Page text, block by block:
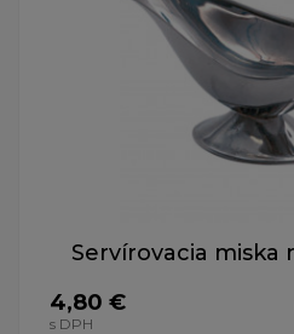
Servírovacia miska
4,80 €
s DPH